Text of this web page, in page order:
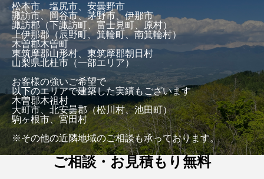
松本市、塩尻市、安曇野市
諏訪市、岡谷市、茅野市、伊那市
諏訪郡（下諏訪町、富士見町、原村）
上伊那郡（辰野町、箕輪町、南箕輪村）
木曽郡木曽町
東筑摩郡山形村、東筑摩郡朝日村
山梨県北杜市（一部エリア）
お客様の強いご希望で
以下のエリアで建築した実績もございます
木曽郡木祖村
大町市、北安曇郡（松川村、池田町）
駒ヶ根市、宮田村
※その他の近隣地域のご相談も承っております。
ご相談・お見積もり無料